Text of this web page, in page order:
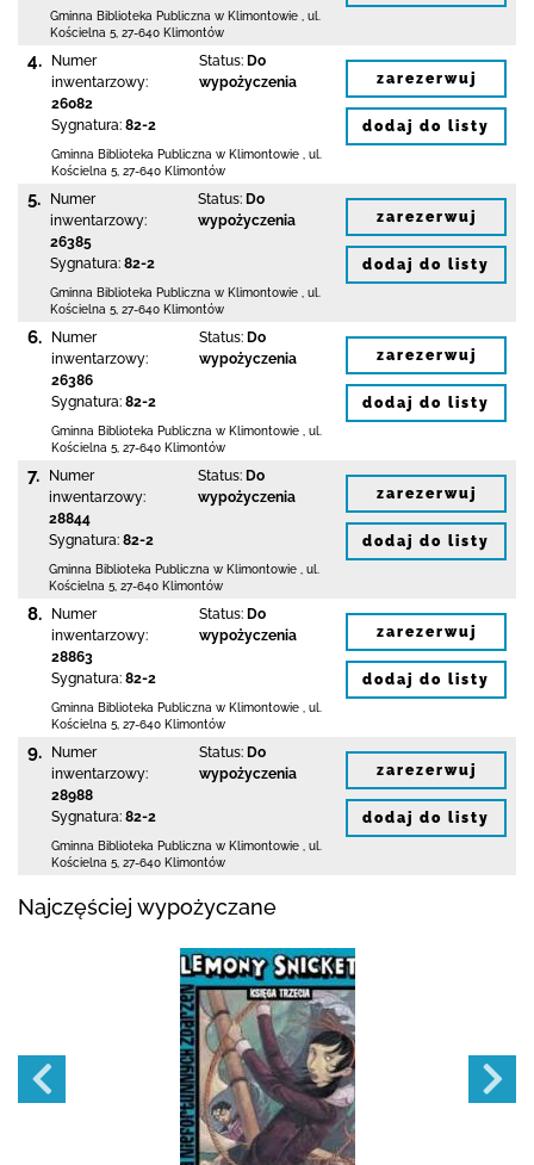
Gminna Biblioteka Publiczna w Klimontowie
ul.
Kościelna 5 27-640 Klimontów
4.
Numer
inwentarzowy:
26082
Sygnatura: 82-2
Status: Do
wypożyczenia
Gminna Biblioteka Publiczna w Klimontowie
ul.
Kościelna 5 27-640 Klimontów
zarezerwuj
dodaj do listy
5.
Numer
inwentarzowy:
26385
Sygnatura: 82-2
Status: Do
wypożyczenia
Gminna Biblioteka Publiczna w Klimontowie
ul.
Kościelna 5 27-640 Klimontów
zarezerwuj
dodaj do listy
6.
Numer
inwentarzowy:
26386
Sygnatura: 82-2
Status: Do
wypożyczenia
Gminna Biblioteka Publiczna w Klimontowie
ul.
Kościelna 5 27-640 Klimontów
zarezerwuj
dodaj do listy
7.
Numer
inwentarzowy:
28844
Sygnatura: 82-2
Status: Do
wypożyczenia
Gminna Biblioteka Publiczna w Klimontowie
ul.
Kościelna 5 27-640 Klimontów
zarezerwuj
dodaj do listy
8.
Numer
inwentarzowy:
28863
Sygnatura: 82-2
Status: Do
wypożyczenia
Gminna Biblioteka Publiczna w Klimontowie
ul.
Kościelna 5 27-640 Klimontów
zarezerwuj
dodaj do listy
9.
Numer
inwentarzowy:
28988
Sygnatura: 82-2
Status: Do
wypożyczenia
Gminna Biblioteka Publiczna w Klimontowie
ul.
Kościelna 5 27-640 Klimontów
zarezerwuj
dodaj do listy
Najczęściej wypożyczane